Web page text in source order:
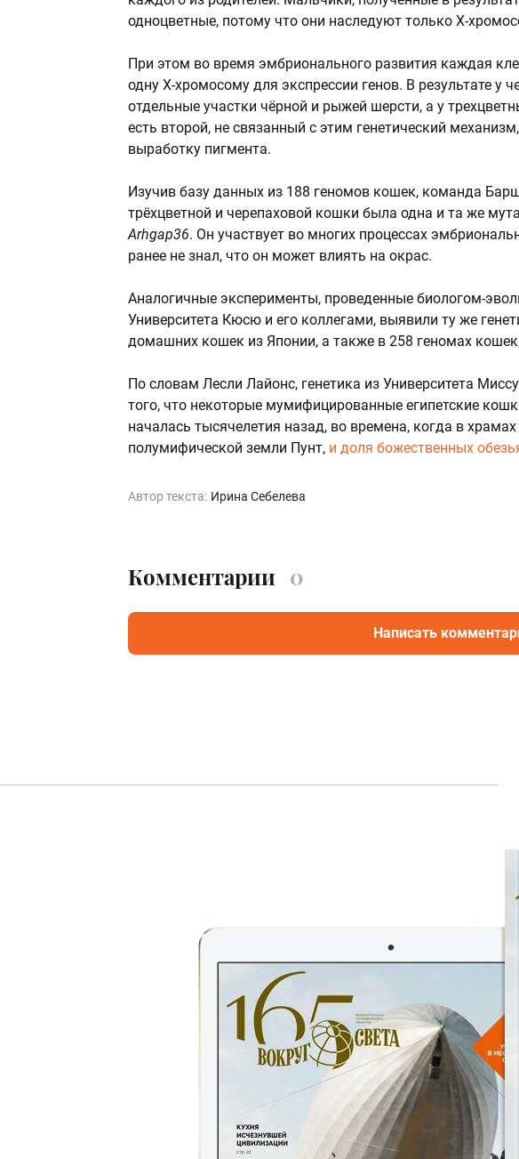
одноцветные, потому что они наследуют только Х-
При этом во время эмбрионального развития каждая
одну Х-хромосому для экспрессии генов. В результате у
отдельные участки чёрной и рыжей шерсти, а у
есть второй, не связанный с этим генетический
выработку пигмента.
Изучив базу данных из 188 геномов кошек, команда
трёхцветной и черепаховой кошки была одна и та же
Arhgap36. Он участвует во многих процессах
ранее не знал, что он может влиять на окрас.
Аналогичные эксперименты, проведенные биологом-
Университета Кюсю и его коллегами, выявили ту же
домашних кошек из Японии, а также в 258 геномах
По словам Лесли Лайонс, генетика из Университета
того, что некоторые мумифицированные египетские
началась тысячелетия назад, во времена, когда в храмах
полумифической земли Пунт, и доля божественных
Автор текста: Ирина Себелева
Комментарии 0
Написать